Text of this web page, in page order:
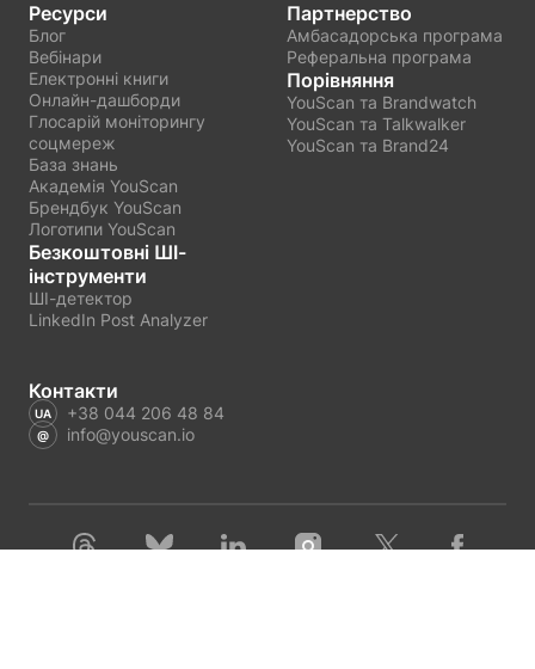
Ресурси
Блог
Вебінари
Електронні книги
Онлайн-дашборди
Глосарій моніторингу
соцмереж
База знань
Академія YouScan
Брендбук YouScan
Логотипи YouScan
Безкоштовні ШІ-
інструменти
ШІ-детектор
LinkedIn Post Analyzer
Партнерство
Амбасадорська програма
Реферальна програма
Порівняння
YouScan та Brandwatch
YouScan та Talkwalker
YouScan та Brand24
Контакти
+38 044 206 48 84
info@youscan.io